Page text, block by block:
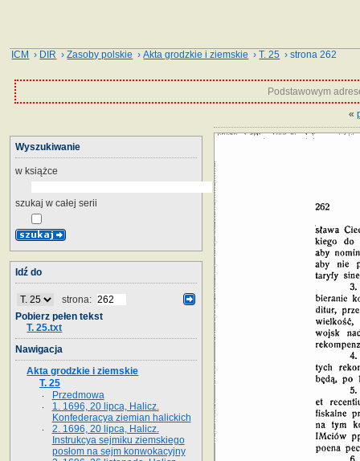
ICM › DIR ›Zasoby polskie ›Akta grodzkie i ziemskie ›T. 25 › strona 262
Podstawowym
«
Wyszukiwanie
w książce
szukaj w całej serii
Idź do
strona:
Pobierz pełen tekst
T. 25.txt
Nawigacja
Akta grodzkie i ziemskie
T. 25
Przedmowa
1. 1696, 20 lipca, Halicz.
Konfederacya ziemian halickich
2. 1696, 20 lipca, Halicz.
Instrukcya sejmiku ziemskiego
posłom na sejm konwokacyjny